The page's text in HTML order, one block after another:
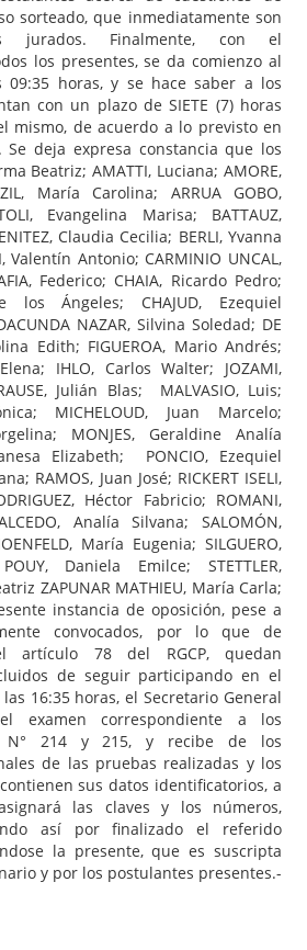
sorteado, que inmediatamente son
jurados. Finalmente, con el
los presentes, se da comienzo al
09:35 horas, y se hace saber a los
con un plazo de SIETE (7) horas
mismo, de acuerdo a lo previsto en
deja expresa constancia que los
Beatriz; AMATTI, Luciana; AMORE,
María Carolina; ARRUA GOBO,
Evangelina Marisa; BATTAUZ,
Claudia Cecilia; BERLI, Yvanna
Valentín Antonio; CARMINIO UNCAL,
Federico; CHAIA, Ricardo Pedro;
los Ángeles; CHAJUD, Ezequiel
NAZAR, Silvina Soledad; DE
Edith; FIGUEROA, Mario Andrés;
IHLO, Carlos Walter; JOZAMI,
Julián Blas; MALVASIO, Luis;
MICHELOUD, Juan Marcelo;
MONJES, Geraldine Analía
Elizabeth; PONCIO, Ezequiel
RAMOS, Juan José; RICKERT ISELI,
Héctor Fabricio; ROMANI,
Analía Silvana; SALOMÓN,
María Eugenia; SILGUERO,
Daniela Emilce; STETTLER,
ZAPUNAR MATHIEU, María Carla;
instancia de oposición, pese a
convocados, por lo que de
artículo 78 del RGCP, quedan
de seguir participando en el
16:35 horas, el Secretario General
examen correspondiente a los
N° 214 y 215, y recibe de los
de las pruebas realizadas y los
sus datos identificatorios, a
las claves y los números,
así por finalizado el referido
la presente, que es suscripta
y por los postulantes presentes.-